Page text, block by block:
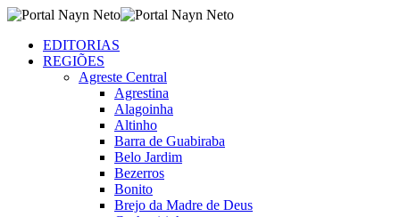
EDITORIAS
REGIÕES
Agreste Central
Agrestina
Alagoinha
Altinho
Barra de Guabiraba
Belo Jardim
Bezerros
Bonito
Brejo da Madre de Deus